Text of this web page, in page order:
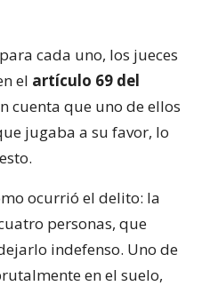
cada uno, los jueces
el artículo 69 del
cuenta que uno de ellos
jugaba a su favor, lo
ocurrió el delito: la
personas, que
indefenso. Uno de
en el suelo,